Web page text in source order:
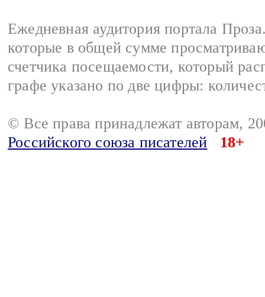
Ежедневная аудитория портала
которые в общей сумме
счетчика посещаемости, который
графе указано по две цифры:
© Все права принадлежат авторам,
Российского союза писателей
18+